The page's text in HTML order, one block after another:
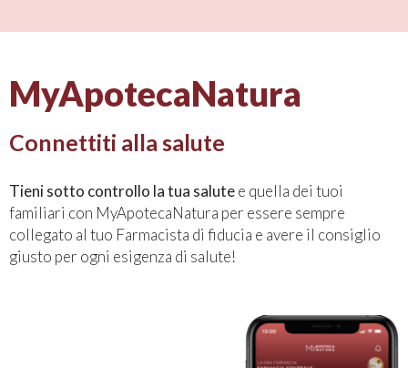
MyApotecaNatura
Connettiti alla salute
Tieni sotto controllo la tua salutee quella dei tuoi
familiari con MyApotecaNatura per essere sempre
collegato al tuo Farmacista di fiducia e avere il consiglio
giusto per ogni esigenza di salute!